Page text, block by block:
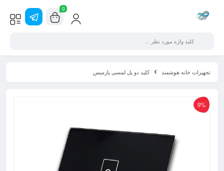
0
تجهیزات خانه هوشمند کلید دو پل لمسی پارمیس
9%